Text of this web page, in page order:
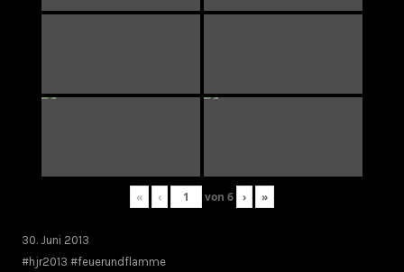
« ‹ von 6 › »
30. Juni 2013
#hjr2013 #feuerundflamme